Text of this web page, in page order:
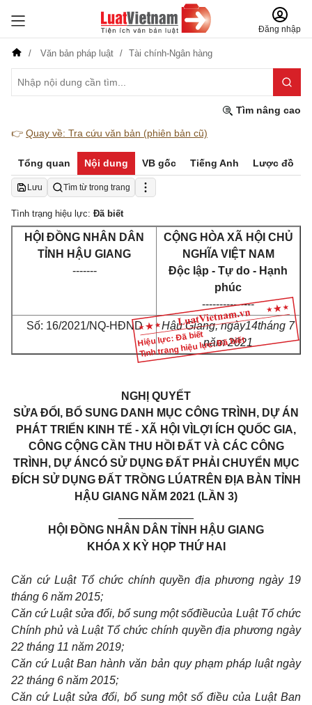
Đăng nhập
Văn bản pháp luật Tài chính-Ngân hàng
Tìm nâng cao
👉 Quay về: Tra cứu văn bản (phiên bản cũ)
Tổng quan Nội dung VB gốc Tiếng Anh Lược đồ
Lưu Tìm từ trong trang
Tình trạng hiệu lực: Đã biết
Hiệu lực: Đã biết
Tình trạng hiệu lực: Đã biết
HỘI ĐỒNG NHÂN DÂN
TỈNH HẬU GIANG
-------
CỘNG HÒA XÃ HỘI CHỦ
NGHĨA VIỆT NAM
Độc lập - Tự do - Hạnh
phúc
---------------
Số: 16/2021/NQ-HĐND Hậu Giang, ngày14tháng 7
năm 2021
NGHỊ QUYẾT
SỬA ĐỔI, BỔ SUNG DANH MỤC CÔNG TRÌNH, DỰ ÁN
PHÁT TRIỂN KINH TẾ - XÃ HỘI VÌ LỢI ÍCH QUỐC GIA,
CÔNG CỘNG CẦN THU HỒI ĐẤT VÀ CÁC CÔNG
TRÌNH, DỰ ÁNCÓ SỬ DỤNG ĐẤT PHẢI CHUYỂN MỤC
ĐÍCH SỬ DỤNG ĐẤT TRỒNG LÚATRÊN ĐỊA BÀN TỈNH
HẬU GIANG NĂM 2021 (LẦN 3)
HỘI ĐỒNG NHÂN DÂN TỈNH HẬU GIANG
KHÓA X KỲ HỌP THỨ HAI
Căn cứ Luật Tổ chức chính quyền địa phương ngày 19
tháng 6 năm 2015;
Căn cứ Luật sửa đổi, bổ sung một sốđiềucủa Luật Tổ chức
Chính phủ và Luật Tổ chức chính quyền địa phương ngày
22 tháng 11 năm 2019;
Căn cứ Luật Ban hành văn bản quy phạm pháp luật ngày
22 tháng 6 năm 2015;
Căn cứ Luật sửa đổi, bổ sung một số điều của Luật Ban